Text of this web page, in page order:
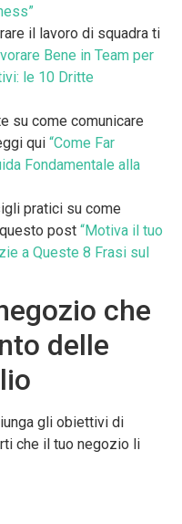
il lavoro di squadra ti
Bene in Team per
le 10 Dritte
su come comunicare
qui “Come Far
Fondamentale alla
pratici su come
post “Motiva il tuo
a Queste 8 Frasi sul
che
delle
gli obiettivi di
che il tuo negozio li